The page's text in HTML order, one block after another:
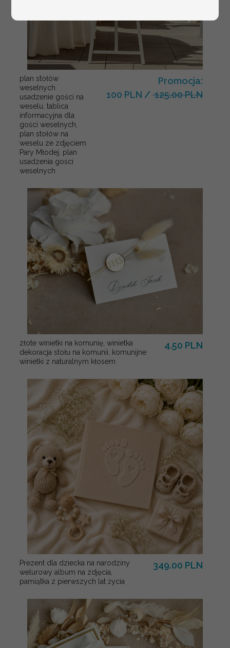
plan stołów
weselnych
usadzenie gości na
weselu, tablica
informacyjna dla
gości weselnych,
plan stołów na
weselu ze zdjęciem
Pary Młodej, plan
usadzenia gości
weselnych
Promocja:
100 PLN / 125.00 PLN
złote winietki na komunię, winietka
dekoracja stołu na komunii, komunijne
winietki z naturalnym kłosem
4.50 PLN
Prezent dla dziecka na narodziny
welurowy album na zdjęcia,
pamiątka z pierwszych lat życia
349.00 PLN